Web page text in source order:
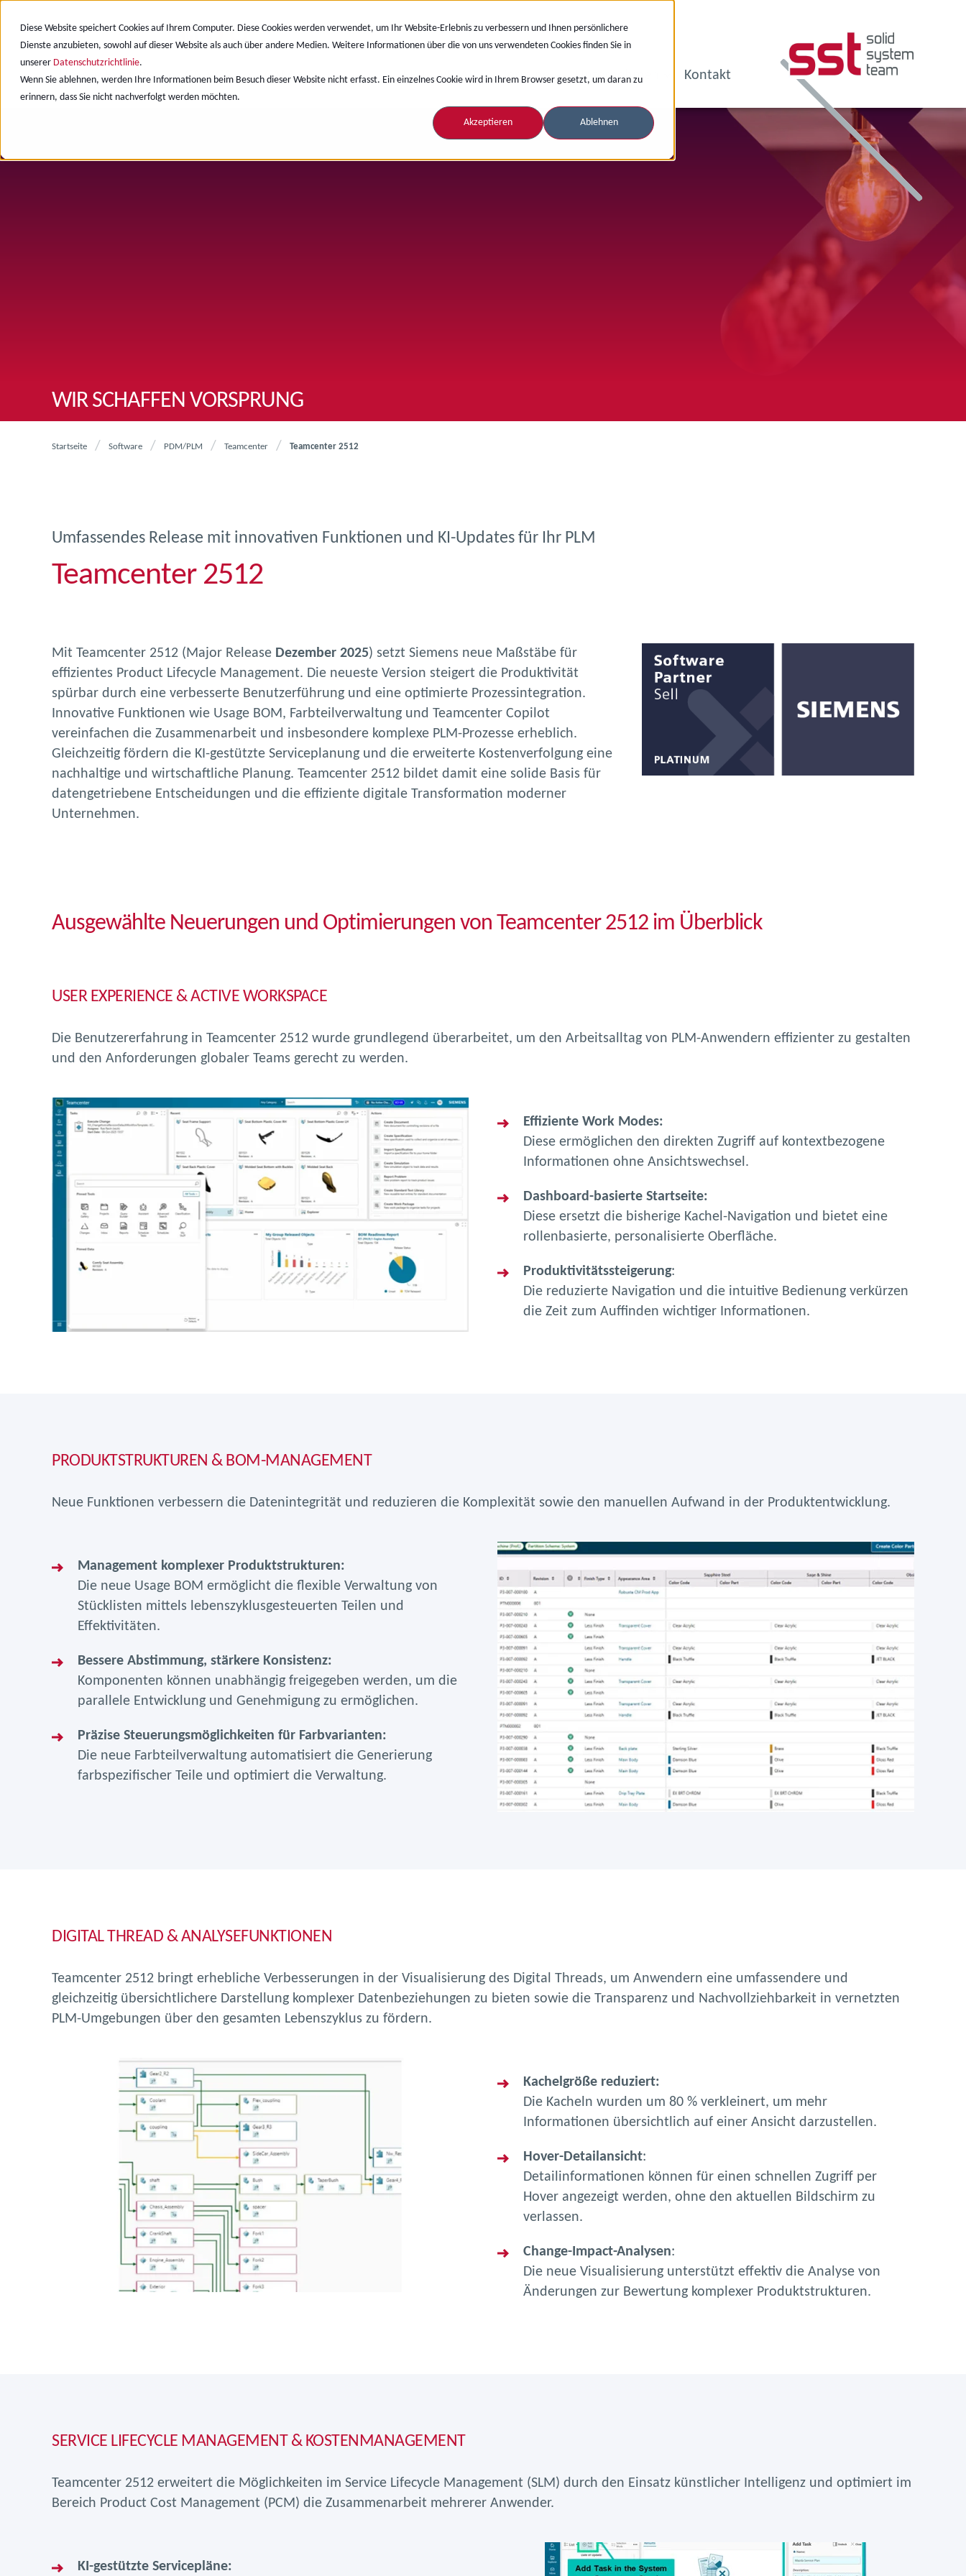
Diese Website speichert Cookies auf Ihrem Computer. Diese Cookies werden verwendet, um Ihr Website-Erlebnis zu verbessern und Ihnen persönlichere
Dienste anzubieten, sowohl auf dieser Website als auch über andere Medien. Weitere Informationen über die von uns verwendeten Cookies finden Sie in
unserer Datenschutzrichtlinie.
Wenn Sie ablehnen, werden Ihre Informationen beim Besuch dieser Website nicht erfasst. Ein einzelnes Cookie wird in Ihrem Browser gesetzt, um daran zu
erinnern, dass Sie nicht nachverfolgt werden möchten.
Akzeptieren Ablehnen
Unsere Expertise CAD/CAE CAM PDM/PLM ERP VR/AR Termine Unternehmen Kontakt
WIR SCHAFFEN VORSPRUNG
Startseite Software PDM/PLM Teamcenter Teamcenter 2512
Umfassendes Release mit innovativen Funktionen und KI-Updates für Ihr PLM
Teamcenter 2512
Mit Teamcenter 2512 (Major Release Dezember 2025) setzt Siemens neue Maßstäbe für
effizientes Product Lifecycle Management. Die neueste Version steigert die Produktivität
spürbar durch eine verbesserte Benutzerführung und eine optimierte Prozessintegration.
Innovative Funktionen wie Usage BOM, Farbteilverwaltung und Teamcenter Copilot
vereinfachen die Zusammenarbeit und insbesondere komplexe PLM-Prozesse erheblich.
Gleichzeitig fördern die KI-gestützte Serviceplanung und die erweiterte Kostenverfolgung eine
nachhaltige und wirtschaftliche Planung. Teamcenter 2512 bildet damit eine solide Basis für
datengetriebene Entscheidungen und die effiziente digitale Transformation moderner
Unternehmen.
Ausgewählte Neuerungen und Optimierungen von Teamcenter 2512 im Überblick
USER EXPERIENCE & ACTIVE WORKSPACE
Die Benutzererfahrung in Teamcenter 2512 wurde grundlegend überarbeitet, um den Arbeitsalltag von PLM-Anwendern effizienter zu gestalten
und den Anforderungen globaler Teams gerecht zu werden.
Effiziente Work Modes:
Diese ermöglichen den direkten Zugriff auf kontextbezogene
Informationen ohne Ansichtswechsel.
Dashboard-basierte Startseite:
Diese ersetzt die bisherige Kachel-Navigation und bietet eine
rollenbasierte, personalisierte Oberfläche.
Produktivitätssteigerung:
Die reduzierte Navigation und die intuitive Bedienung verkürzen
die Zeit zum Auffinden wichtiger Informationen.
PRODUKTSTRUKTUREN & BOM-MANAGEMENT
Neue Funktionen verbessern die Datenintegrität und reduzieren die Komplexität sowie den manuellen Aufwand in der Produktentwicklung.
Management komplexer Produktstrukturen:
Die neue Usage BOM ermöglicht die flexible Verwaltung von
Stücklisten mittels lebenszyklusgesteuerten Teilen und
Effektivitäten.
Bessere Abstimmung, stärkere Konsistenz:
Komponenten können unabhängig freigegeben werden, um die
parallele Entwicklung und Genehmigung zu ermöglichen.
Präzise Steuerungsmöglichkeiten für Farbvarianten:
Die neue Farbteilverwaltung automatisiert die Generierung
farbspezifischer Teile und optimiert die Verwaltung.
DIGITAL THREAD & ANALYSEFUNKTIONEN
Teamcenter 2512 bringt erhebliche Verbesserungen in der Visualisierung des Digital Threads, um Anwendern eine umfassendere und
gleichzeitig übersichtlichere Darstellung komplexer Datenbeziehungen zu bieten sowie die Transparenz und Nachvollziehbarkeit in vernetzten
PLM-Umgebungen über den gesamten Lebenszyklus zu fördern.
Kachelgröße reduziert:
Die Kacheln wurden um 80 % verkleinert, um mehr
Informationen übersichtlich auf einer Ansicht darzustellen.
Hover-Detailansicht:
Detailinformationen können für einen schnellen Zugriff per
Hover angezeigt werden, ohne den aktuellen Bildschirm zu
verlassen.
Change-Impact-Analysen:
Die neue Visualisierung unterstützt effektiv die Analyse von
Änderungen zur Bewertung komplexer Produktstrukturen.
SERVICE LIFECYCLE MANAGEMENT & KOSTENMANAGEMENT
Teamcenter 2512 erweitert die Möglichkeiten im Service Lifecycle Management (SLM) durch den Einsatz künstlicher Intelligenz und optimiert im
Bereich Product Cost Management (PCM) die Zusammenarbeit mehrerer Anwender.
KI-gestützte Servicepläne: